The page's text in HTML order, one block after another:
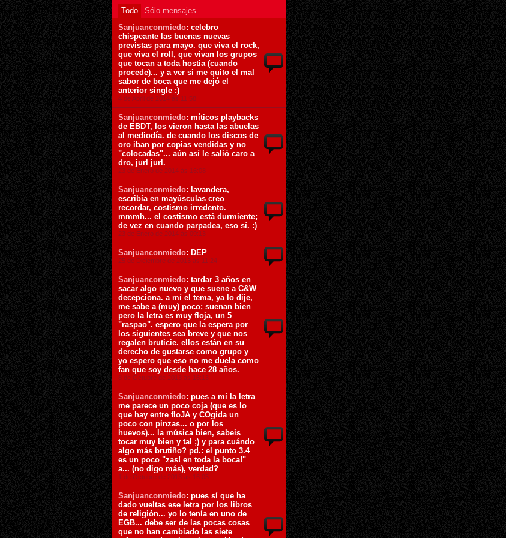
Todo
Sólo mensajes
Sanjuanconmiedo: celebro
chispeante las buenas nuevas
previstas para mayo. que viva el rock,
que viva el roll, que vivan los grupos
que tocan a toda hostia (cuando
procede)... y a ver si me quito el mal
sabor de boca que me dejó el
anterior single :)
4 de Abril de 2014 ás 11:58
Sanjuanconmiedo: míticos playbacks
de EBDT, los vieron hasta las abuelas
al mediodía. de cuando los discos de
oro iban por copias vendidas y no
"colocadas"... aún así le salió caro a
dro, jurl jurl.
23 de Enero de 2014 ás 16:08
Sanjuanconmiedo: lavandera,
escribía en mayúsculas creo
recordar, costismo irredento.
mmmh... el costismo está durmiente;
de vez en cuando parpadea, eso sí. :)
23 de Enero de 2014 ás 09:13
Sanjuanconmiedo: DEP
25 de Diciembre de 2013 ás 11:24
Sanjuanconmiedo: tardar 3 años en
sacar algo nuevo y que suene a C&W
decepciona. a mí el tema, ya lo dije,
me sabe a (muy) poco; suenan bien
pero la letra es muy floja, un 5
"raspao". espero que la espera por
los siguientes sea breve y que nos
regalen bruticie. ellos están en su
derecho de gustarse como grupo y
yo espero que eso no me duela como
fan que soy desde hace 28 años.
8 de Octubre de 2013 ás 16:13
Sanjuanconmiedo: pues a mí la letra
me parece un poco coja (que es lo
que hay entre floJA y COgida un
poco con pinzas... o por los
huevos)... la música bien, sabeis
tocar muy bien y tal ;) y para cuándo
algo más brutiño? pd.: el punto 3.4
es un poco "zas! en toda la boca!"
a... (no digo más), verdad?
1 de Octubre de 2013 ás 16:05
Sanjuanconmiedo: pues sí que ha
dado vueltas ese letra por los libros
de religión... yo lo tenía en uno de
EGB... debe ser de las pocas cosas
que no han cambiado las siete